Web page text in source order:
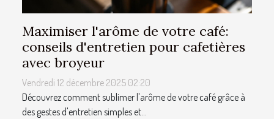
Maximiser l'arôme de votre café:
conseils d'entretien pour cafetières
avec broyeur
Vendredi 12 décembre 2025 02:20
Découvrez comment sublimer l'arôme de votre café grâce à
des gestes d'entretien simples et...